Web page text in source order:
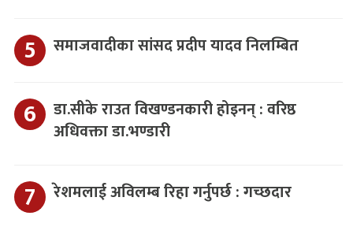
समाजवादीका सांसद प्रदीप यादव निलम्बित
डा.सीके राउत विखण्डनकारी होइनन् : वरिष्ठ
अधिवक्ता डा.भण्डारी
रेशमलाई अविलम्ब रिहा गर्नुपर्छ : गच्छदार